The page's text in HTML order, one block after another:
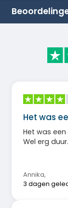
Het was
Het was
Wel erg duur.
Annika,
3 dagen